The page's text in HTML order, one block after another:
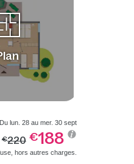
Du lun. 28 au mer. 30 sept
€220 €188
hors autres charges.